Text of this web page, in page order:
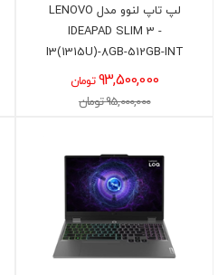
لپ تاپ لنوو مدل LENOVO
IDEAPAD SLIM 3 -
I3(1315U)-8GB-512GB-INT
93,500,000 تومان
95,000,000 تومان